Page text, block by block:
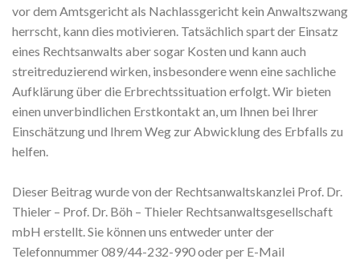
vor dem Amtsgericht als Nachlassgericht kein Anwaltszwang
herrscht, kann dies motivieren. Tatsächlich spart der Einsatz
eines Rechtsanwalts aber sogar Kosten und kann auch
streitreduzierend wirken, insbesondere wenn eine sachliche
Aufklärung über die Erbrechtssituation erfolgt. Wir bieten
einen unverbindlichen Erstkontakt an, um Ihnen bei Ihrer
Einschätzung und Ihrem Weg zur Abwicklung des Erbfalls zu
helfen.
Dieser Beitrag wurde von der Rechtsanwaltskanzlei Prof. Dr.
Thieler – Prof. Dr. Böh – Thieler Rechtsanwaltsgesellschaft
mbH erstellt. Sie können uns entweder unter der
Telefonnummer 089/44-232-990 oder per E-Mail